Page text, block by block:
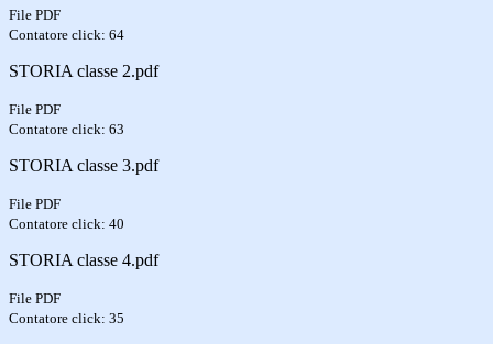
File PDF
Contatore click: 64
STORIA classe 2.pdf
File PDF
Contatore click: 63
STORIA classe 3.pdf
File PDF
Contatore click: 40
STORIA classe 4.pdf
File PDF
Contatore click: 35